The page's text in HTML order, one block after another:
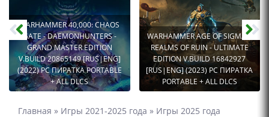
WARHAMMER 40,000: CHAOS
GATE - DAEMONHUNTERS -
GRAND MASTER EDITION
V.BUILD 20865149 [RUS|ENG]
(2022) PC ПИРАТКА PORTABLE
+ ALL DLCS
WARHAMMER AGE OF SIGMAR:
REALMS OF RUIN - ULTIMATE
EDITION V.BUILD 16842927
[RUS|ENG] (2023) PC ПИРАТКА
PORTABLE + ALL DLCS
Главная » Игры 2021-2025 года » Игры 2025 года